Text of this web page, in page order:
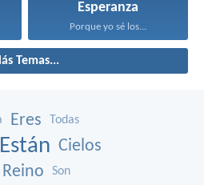
Esperanza
Porque yo sé los...
Temas...
Eres Todas
Están Cielos
Reino Son